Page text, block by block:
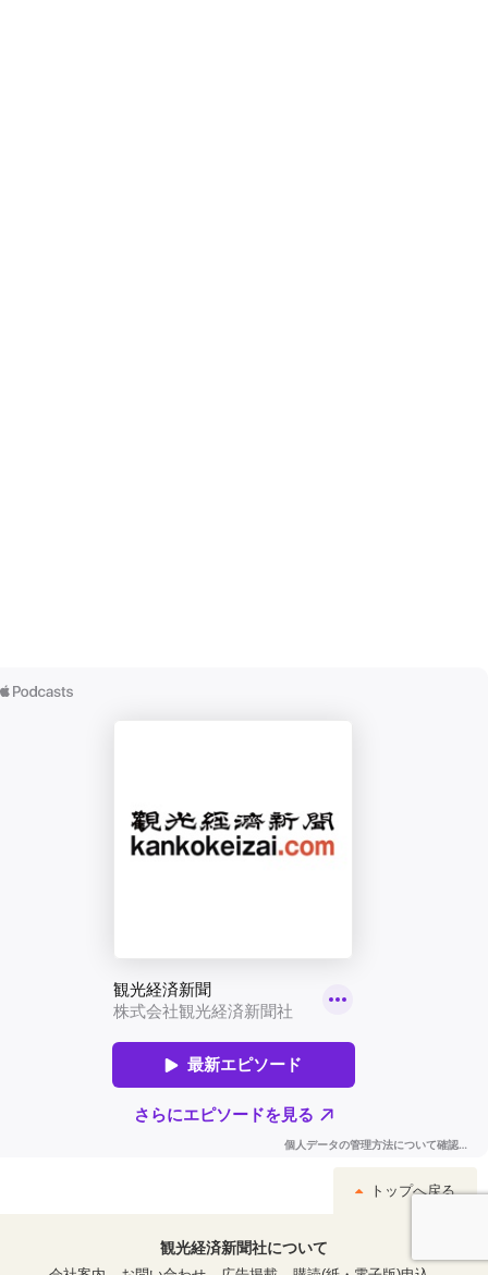
トップへ戻る
観光経済新聞社について